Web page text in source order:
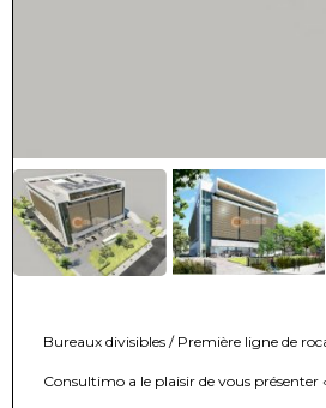
Bureaux divisibles / Première ligne de
Consultimo a le plaisir de vous présenter